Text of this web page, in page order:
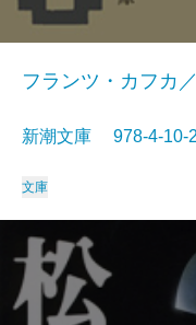
フランツ・カフカ
新潮文庫 978-4-
文庫